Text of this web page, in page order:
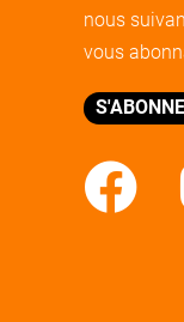
nous
vous